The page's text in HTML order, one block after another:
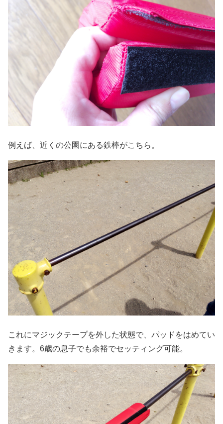
例えば、近くの公園にある鉄棒がこちら。
これにマジックテープを外した状態で、パッドをはめてい
きます。6歳の息子でも余裕でセッティング可能。